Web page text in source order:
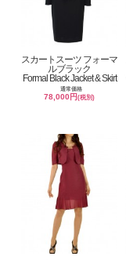
スカートスーツ フォーマ
ルブラック
Formal Black Jacket & Skirt
通常価格
78,000円(税別)